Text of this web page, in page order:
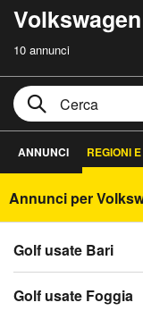
10 annunci
ANNUNCI REGIONI
Annunci per
Golf usate Bari
Golf usate Foggia